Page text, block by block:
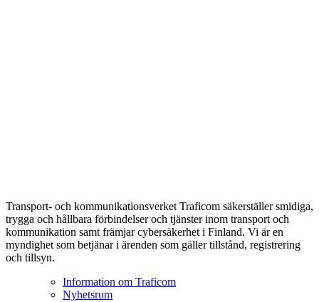
Transport- och kommunikationsverket Traficom säkerställer smidiga,
trygga och hållbara förbindelser och tjänster inom transport och
kommunikation samt främjar cybersäkerhet i Finland. Vi är en
myndighet som betjänar i ärenden som gäller tillstånd, registrering
och tillsyn.
Information om Traficom
Nyhetsrum